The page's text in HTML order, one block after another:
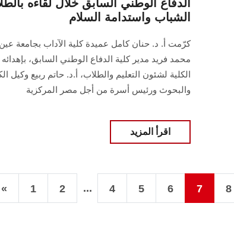
الدفاع الوطني السابق خلال لقاءه
الشباب واستدامة السلام
كرّمت أ. د. حنان كامل عميدة كلية الآداب بجامعة
محمد فريد مدير كلية الدفاع الوطني السابق،
الكلية لشئون التعليم والطلاب، أ.د. حاتم ربيع وكيل
والبحوث ورئيس أسرة من أجل مصر المركزية
اقرأ المزيد
« 1 2 ... 4 5 6 7 8